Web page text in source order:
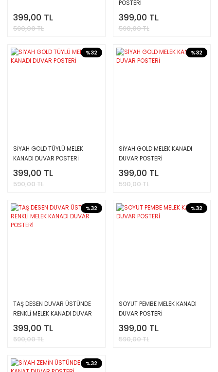
399,00 TL
590,00 TL
POSTERİ
399,00 TL
590,00 TL
%32
SİYAH GOLD TÜYLÜ MELEK
KANADI DUVAR POSTERİ
399,00 TL
590,00 TL
%32
SİYAH GOLD MELEK KANADI
DUVAR POSTERİ
399,00 TL
590,00 TL
%32
TAŞ DESEN DUVAR ÜSTÜNDE
RENKLİ MELEK KANADI DUVAR
POSTERİ
399,00 TL
590,00 TL
%32
SOYUT PEMBE MELEK KANADI
DUVAR POSTERİ
399,00 TL
590,00 TL
%32